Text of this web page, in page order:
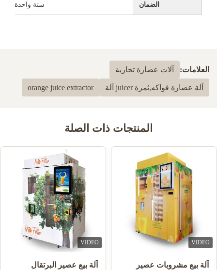
الضمان سنة واحدة
العلامات: آلات عصارة تجارية
آلة عصارة فواكه,ثمرة juicer آلة orange juice extractor
المنتجات ذات الصلة
VIDEO
آلة بيع مشروبات عصير
VIDEO
آلة بيع عصير البرتقال